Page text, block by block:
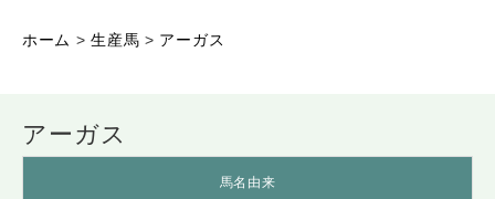
ホーム >生産馬 > アーガス
アーガス
馬名由来